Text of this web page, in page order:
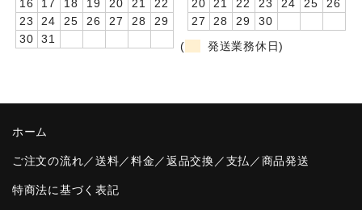
音声入りフォトフレームクロック(校歌)
スポーツウォッチ
16
17 18 19 20 21
22
23
24 25 26 27 28
29
30
31
20
21 22 23 24 25
26
27
28 29
30
(
発送業務休日)
ホーム
ご注文の流れ／送料／料金／返品交換／支払／商品発送
特商法に基づく表記